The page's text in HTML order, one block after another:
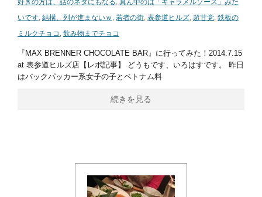
好きの方は、話のネタにもなる, 真ん中のは「キャラメルソース」みた
いです, 結構、列が進まないｗ , 若者の街, 表参道ヒルズ, 超甘党, 鉄板の
ミルクチョコ , 飲み物までチョコ
『MAX BRENNER CHOCOLATE BAR』に行ってみた！2014.7.15
at 表参道ヒルズ店【レポ記事】 どうもです、いろはすです。 昨日
はバックパッカー系女子の子とベトナム料
続きを見る